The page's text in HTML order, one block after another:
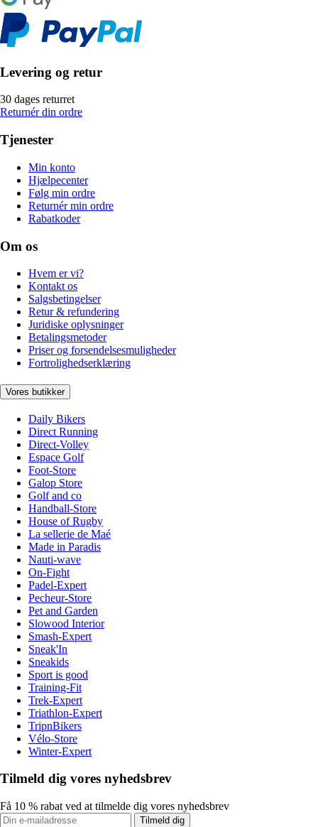
Levering og retur
30 dages returret
Returnér din ordre
Tjenester
Min konto
Hjælpecenter
Følg min ordre
Returnér min ordre
Rabatkoder
Om os
Hvem er vi?
Kontakt os
Salgsbetingelser
Retur & refundering
Juridiske oplysninger
Betalingsmetoder
Priser og forsendelsesmuligheder
Fortrolighedserklæring
Vores butikker
Daily Bikers
Direct Running
Direct-Volley
Espace Golf
Foot-Store
Galop Store
Golf and co
Handball-Store
House of Rugby
La sellerie de Maé
Made in Paradis
Nauti-wave
On-Fight
Padel-Expert
Pecheur-Store
Pet and Garden
Slowood Interior
Smash-Expert
Sneak'In
Sneakids
Sport is good
Training-Fit
Trek-Expert
Triathlon-Expert
TripnBikers
Vélo-Store
Winter-Expert
Tilmeld dig vores nyhedsbrev
Få 10 % rabat ved at tilmelde dig vores nyhedsbrev
Tilmeld dig